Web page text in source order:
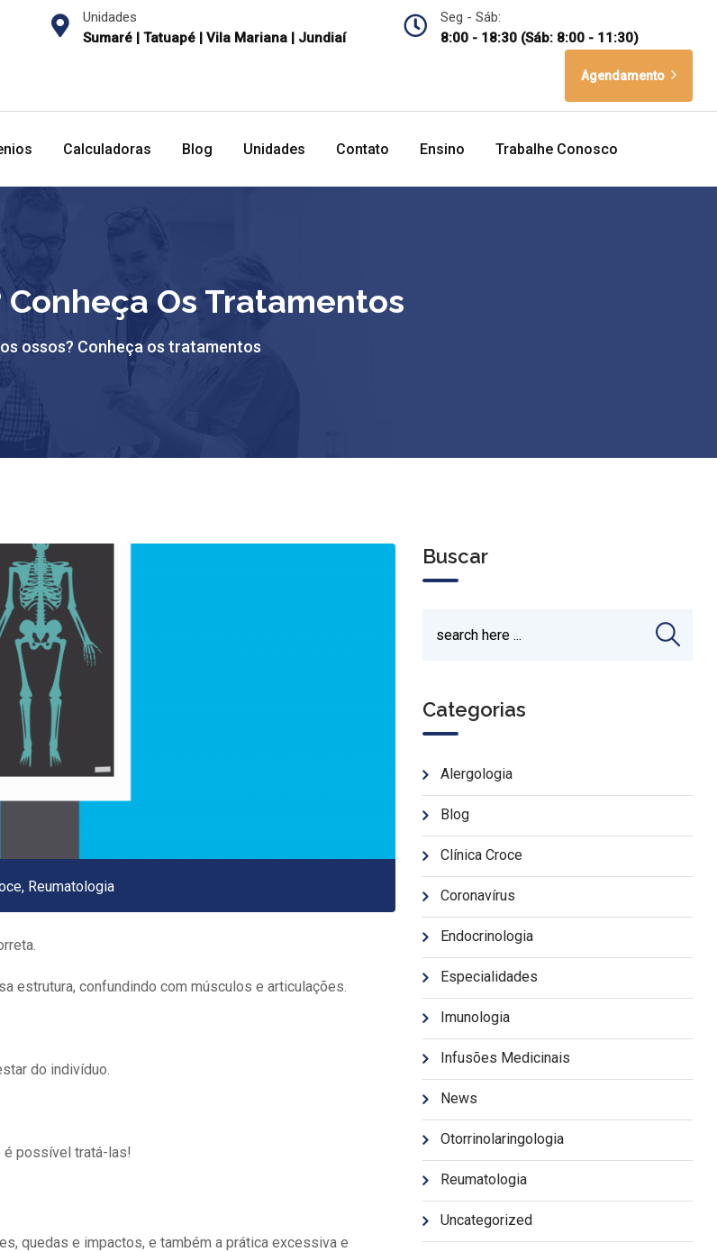
Unidades
Sumaré | Tatuapé | Vila Mariana | Jundiaí
Seg - Sáb:
8:00 - 18:30 (Sáb: 8:00 - 11:30)
Agendamento
Calculadoras Blog Unidades Contato Ensino Trabalhe Conosco
Conheça Os Tratamentos
ossos? Conheça os tratamentos
, Reumatologia
estrutura, confundindo com músculos e articulações.
do indivíduo.
é possível tratá-las!
quedas e impactos, e também a prática excessiva e
Buscar
Categorias
Alergologia
Blog
Clínica Croce
Coronavírus
Endocrinologia
Especialidades
Imunologia
Infusões Medicinais
News
Otorrinolaringologia
Reumatologia
Uncategorized